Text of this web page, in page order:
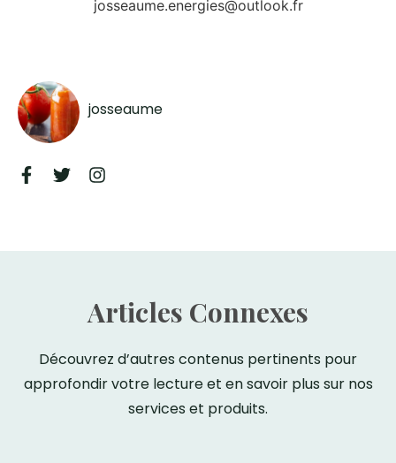
josseaume.energies@outlook.fr
josseaume
Articles Connexes
Découvrez d’autres contenus pertinents pour
approfondir votre lecture et en savoir plus sur nos
services et produits.